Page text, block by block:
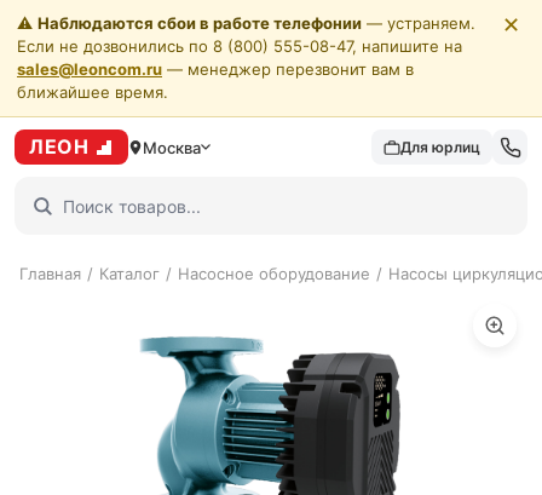
⚠️ Наблюдаются сбои в работе телефонии — устраняем.
Если не дозвонились по 8 (800) 555-08-47, напишите на
sales@leoncom.ru — менеджер перезвонит вам в
ближайшее время.
✕
ЛЕОН Москва Для юрлиц
Главная / Каталог / Насосное оборудование / Насосы